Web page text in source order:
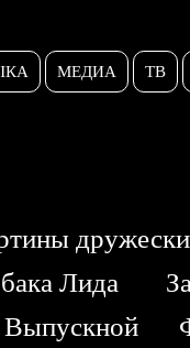
МЕДИА ТВ
Лида
Выпускной